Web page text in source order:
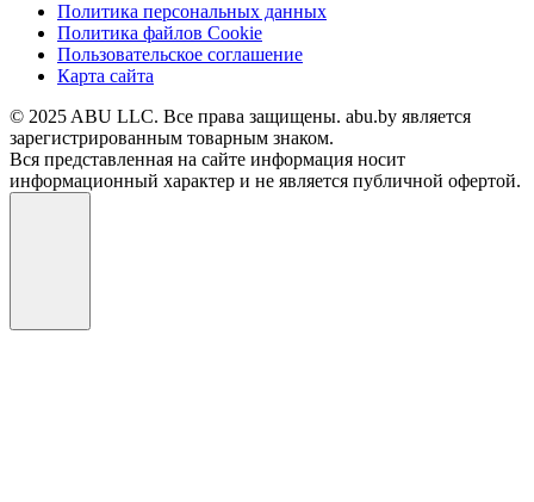
Политика персональных данных
Политика файлов Cookie
Пользовательское соглашение
Карта сайта
© 2025 ABU LLC. Все права защищены. abu.by является
зарегистрированным товарным знаком.
Вся представленная на сайте информация носит
информационный характер и не является публичной офертой.